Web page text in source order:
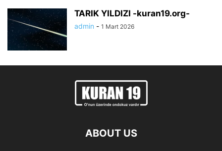
TARIK YILDIZI -kuran19.org-
admin - 1 Mart 2026
ABOUT US